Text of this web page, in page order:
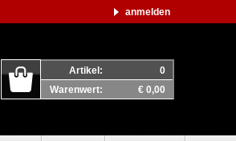
anmelden
Artikel:
0
Warenwert:
€ 0,00